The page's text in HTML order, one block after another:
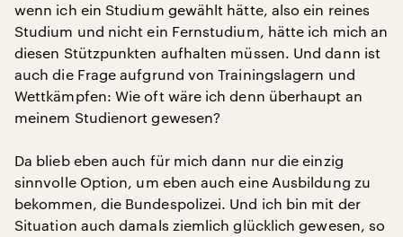
wenn ich ein Studium gewählt hätte, also ein reines
Studium und nicht ein Fernstudium, hätte ich mich an
diesen Stützpunkten aufhalten müssen. Und dann ist
auch die Frage aufgrund von Trainingslagern und
Wettkämpfen: Wie oft wäre ich denn überhaupt an
meinem Studienort gewesen?
Da blieb eben auch für mich dann nur die einzig
sinnvolle Option, um eben auch eine Ausbildung zu
bekommen, die Bundespolizei. Und ich bin mit der
Situation auch damals ziemlich glücklich gewesen, so